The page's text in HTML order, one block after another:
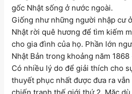
gốc Nhật sống ở nước ngoài.
Giống như những người nhập cư
Nhật rời quê hương để tìm kiếm
cho gia đình của họ. Phần lớn
Nhật Bản trong khoảng năm 1868
Có nhiều lý do để giải thích cho
thuyết phục nhất được đưa ra vẫn